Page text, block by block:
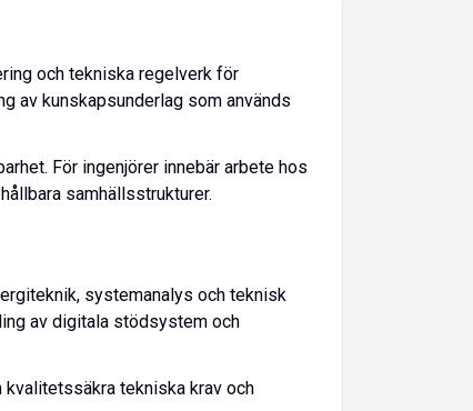
och tekniska regelverk för
av kunskapsunderlag som används
För ingenjörer innebär arbete hos
samhällsstrukturer.
systemanalys och teknisk
av digitala stödsystem och
tekniska krav och